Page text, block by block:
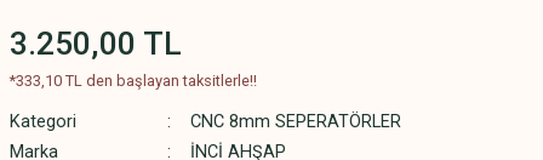
3.250,00 TL
*333,10 TL den başlayan taksitlerle!!
Kategori
CNC 8mm SEPERATÖRLER
Marka
İNCİ AHŞAP